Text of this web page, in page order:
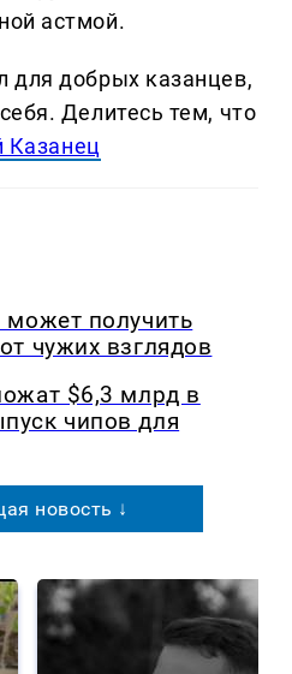
астмой.
для добрых казанцев,
Делитеcь тем, что
Казанец
может получить
чужих взглядов
$6,3 млрд в
чипов для
новость ↓